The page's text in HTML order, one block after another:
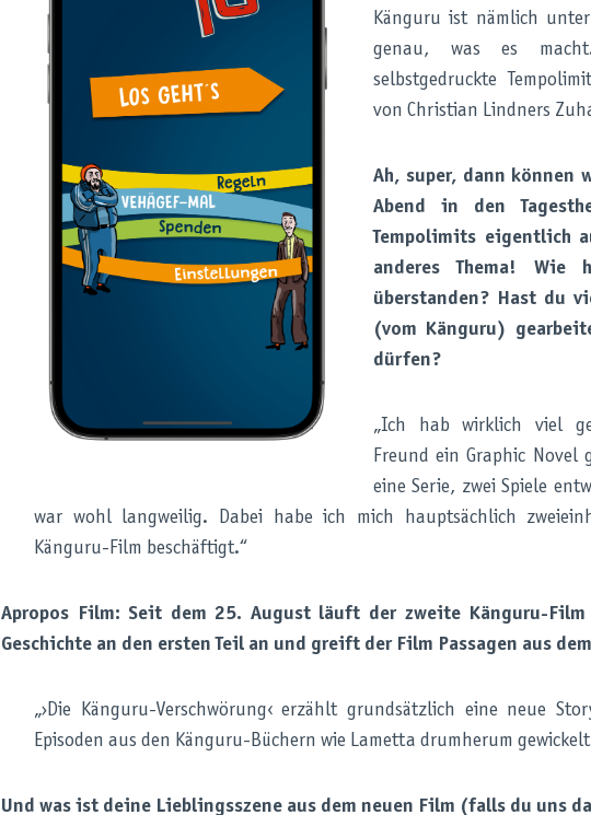
Känguru ist nämlich
genau, was es
selbstgedruckte
von Christian Lindners
Ah, super, dann können
Abend in den
Tempolimits eigentlich
anderes Thema! Wie
überstanden? Hast du
(vom Känguru)
dürfen?
„Ich hab wirklich viel
Freund ein Graphic Novel
eine Serie, zwei Spiele
war wohl langweilig. Dabei habe ich mich hauptsächlich
Känguru-Film beschäftigt.“
Apropos Film: Seit dem 25. August läuft der zweite Känguru-
Geschichte an den ersten Teil an und greift der Film Passagen aus
„›Die Känguru-Verschwörung‹ erzählt grundsätzlich eine neue
Episoden aus den Känguru-Büchern wie Lametta drumherum
Und was ist deine Lieblingsszene aus dem neuen Film (falls du uns